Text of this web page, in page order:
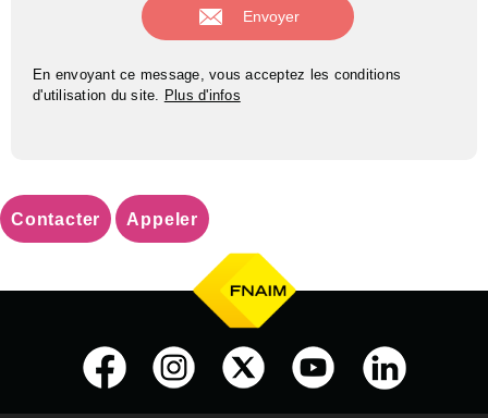
En envoyant ce message, vous acceptez les conditions
d'utilisation du site. Plus d'infos
Contacter Appeler